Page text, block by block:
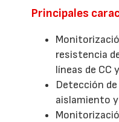
Principales
resistencia
líneas de CC
Detección
aislamiento